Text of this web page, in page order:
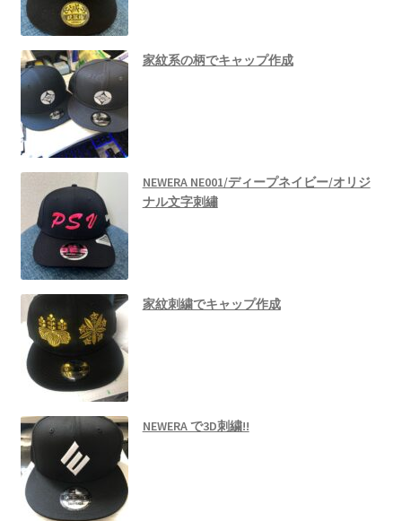
家紋系の柄でキャップ作成
NEWERA NE001/ディープネイビー/オリジ
ナル文字刺繡
家紋刺繍でキャップ作成
NEWERA で3D刺繍!!